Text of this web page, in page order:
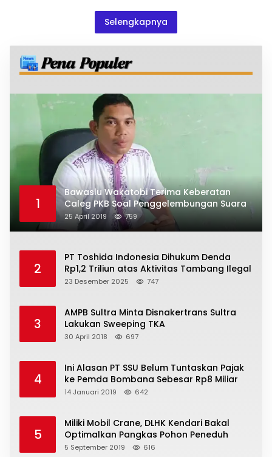
Selengkapnya
1
Bawaslu Wakatobi Terima Keberatan
Caleg PKB Soal Penggelembungan Suara
25 April 2019 759
2
PT Toshida Indonesia Dihukum Denda
Rp1,2 Triliun atas Aktivitas Tambang Ilegal
23 Desember 2025 747
3
AMPB Sultra Minta Disnakertrans Sultra
Lakukan Sweeping TKA
30 April 2018 697
4
Ini Alasan PT SSU Belum Tuntaskan Pajak
ke Pemda Bombana Sebesar Rp8 Miliar
14 Januari 2019 642
5
Miliki Mobil Crane, DLHK Kendari Bakal
Optimalkan Pangkas Pohon Peneduh
5 September 2019 616